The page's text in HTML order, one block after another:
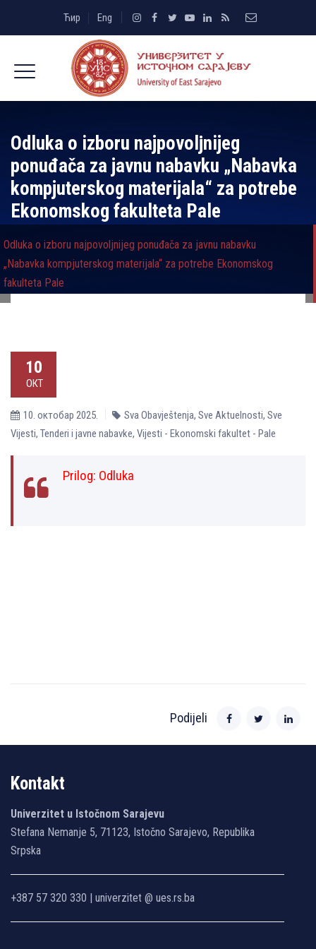
Ћир Eng
Odluka o izboru najpovolјnijeg
ponuđača za javnu nabavku „Nabavka
kompjuterskog materijala“ za potrebe
Ekonomskog fakulteta Pale
Odluka o izboru najpovolјnijeg ponuđača za javnu nabavku
„Nabavka kompjuterskog materijala“ za potrebe Ekonomskog
fakulteta Pale
10
ОКТ
10. октобар 2025. Sva Obavještenja, Sve Aktuelnosti, Sve
Vijesti, Tenderi i javne nabavke, Vijesti - Ekonomski fakultet - Pale
Prilog: Odluka
Podijeli
Kontakt
Univerzitet u Istočnom Sarajevu
Stefana Nemanje 5, 71123, Istočno Sarajevo, Republika
Srpska
+387 57 320 330 | univerzitet @ ues.rs.ba